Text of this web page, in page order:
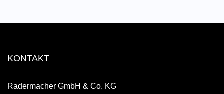
KONTAKT
Radermacher GmbH & Co. KG